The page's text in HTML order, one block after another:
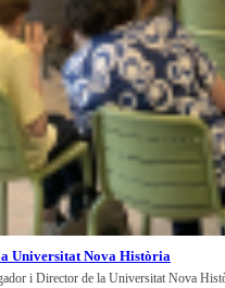
Universitat Nova Història
i Director de la Universitat Nova